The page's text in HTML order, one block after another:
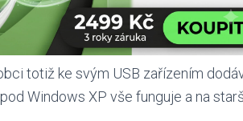
totiž ke svým USB zařízením
Windows XP vše funguje a na